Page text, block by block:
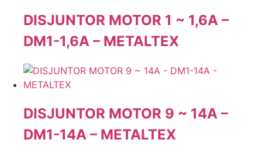
DISJUNTOR MOTOR 1 ~ 1,6A –
DM1-1,6A – METALTEX
DISJUNTOR MOTOR 9 ~ 14A –
DM1-14A – METALTEX